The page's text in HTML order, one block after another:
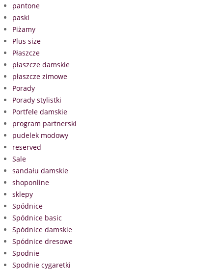
pantone
paski
Piżamy
Plus size
Płaszcze
płaszcze damskie
płaszcze zimowe
Porady
Porady stylistki
Portfele damskie
program partnerski
pudelek modowy
reserved
Sale
sandału damskie
shoponline
sklepy
Spódnice
Spódnice basic
Spódnice damskie
Spódnice dresowe
Spodnie
Spodnie cygaretki